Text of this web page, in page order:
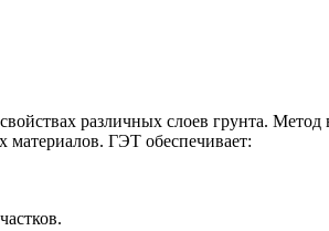
различных слоев грунта.
материалов. ГЭТ обеспечивает: